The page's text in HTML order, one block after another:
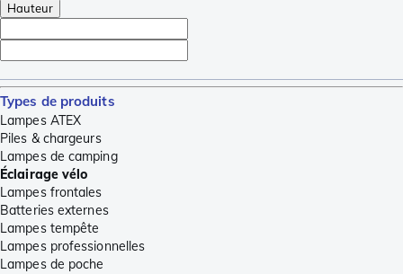
Hauteur
Types de produits
Lampes ATEX
Piles & chargeurs
Lampes de camping
Éclairage vélo
Lampes frontales
Batteries externes
Lampes tempête
Lampes professionnelles
Lampes de poche